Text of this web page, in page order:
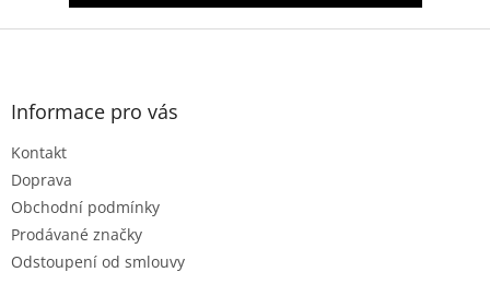
Z
Informace pro vás
Kontakt
Doprava
Obchodní podmínky
Prodávané značky
Odstoupení od smlouvy